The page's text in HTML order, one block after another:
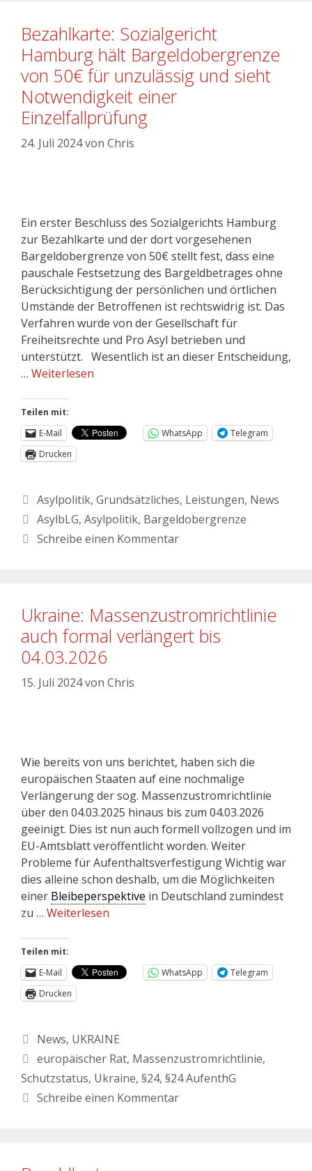
Bezahlkarte: Sozialgericht
Hamburg hält Bargeldobergrenze
von 50€ für unzulässig und sieht
Notwendigkeit einer
Einzelfallprüfung
24. Juli 2024von Chris
Ein erster Beschluss des Sozialgerichts Hamburg
zur Bezahlkarte und der dort vorgesehenen
Bargeldobergrenze von 50€ stellt fest, dass eine
pauschale Festsetzung des Bargeldbetrages ohne
Berücksichtigung der persönlichen und örtlichen
Umstände der Betroffenen ist rechtswidrig ist. Das
Verfahren wurde von der Gesellschaft für
Freiheitsrechte und Pro Asyl betrieben und
unterstützt. Wesentlich ist an dieser Entscheidung,
… Weiterlesen
Teilen mit:
E-Mail
WhatsApp
Telegram
Drucken
Asylpolitik, Grundsätzliches, Leistungen, News
AsylbLG, Asylpolitik, Bargeldobergrenze
Schreibe einen Kommentar
Ukraine: Massenzustromrichtlinie
auch formal verlängert bis
04.03.2026
15. Juli 2024von Chris
Wie bereits von uns berichtet, haben sich die
europäischen Staaten auf eine nochmalige
Verlängerung der sog. Massenzustromrichtlinie
über den 04.03.2025 hinaus bis zum 04.03.2026
geeinigt. Dies ist nun auch formell vollzogen und im
EU-Amtsblatt veröffentlicht worden. Weiter
Probleme für Aufenthaltsverfestigung Wichtig war
dies alleine schon deshalb, um die Möglichkeiten
einer Bleibeperspektive in Deutschland zumindest
zu … Weiterlesen
Teilen mit:
E-Mail
WhatsApp
Telegram
Drucken
News, UKRAINE
europäischer Rat, Massenzustromrichtlinie,
Schutzstatus, Ukraine, §24, §24 AufenthG
Schreibe einen Kommentar